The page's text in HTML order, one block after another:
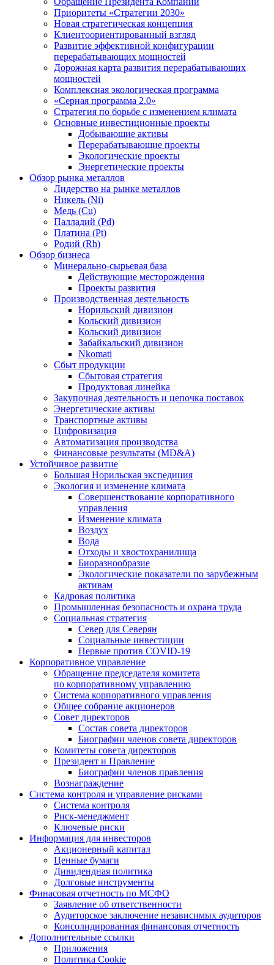
Приоритеты «Стратегии 2030»
Новая стратегическая концепция
Клиентоориентированный взгляд
Развитие эффективной конфигурации
перерабатывающих мощностей
Дорожная карта развития перерабатывающих
мощностей
Комплексная экологическая программа
«Серная программа 2.0»
Стратегия по борьбе с изменением климата
Основные инвестиционные проекты
Добывающие активы
Перерабатывающие проекты
Экологические проекты
Энергетические проекты
Обзор рынка металлов
Лидерство на рынке металлов
Никель (Ni)
Медь (Cu)
Палладий (Pd)
Платина (Pt)
Родий (Rh)
Обзор бизнеса
Минерально-сырьевая база
Действующие месторождения
Проекты развития
Производственная деятельность
Норильский дивизион
Кольский дивизион
Кольский дивизион
Забайкальский дивизион
Nkomati
Сбыт продукции
Сбытовая стратегия
Продуктовая линейка
Закупочная деятельность и цепочка поставок
Энергетические активы
Транспортные активы
Цифровизация
Автоматизация производства
Финансовые результаты (MD&A)
Устойчивое развитие
Большая Норильская экспедиция
Экология и изменение климата
Совершенствование корпоративного
управления
Изменение климата
Воздух
Вода
Отходы и хвостохранилища
Биоразнообразие
Экологические показатели по зарубежным
активам
Кадровая политика
Промышленная безопасность и охрана труда
Социальная стратегия
Север для Северян
Социальные инвестиции
Первые против COVID‑19
Корпоративное управление
Обращение председателя комитета
по корпоративному управлению
Система корпоративного управления
Общее собрание акционеров
Совет директоров
Состав совета директоров
Биографии членов совета директоров
Комитеты совета директоров
Президент и Правление
Биографии членов правления
Вознаграждение
Система контроля и управление рисками
Система контроля
Риск-менеджмент
Ключевые риски
Информация для инвесторов
Акционерный капитал
Ценные бумаги
Дивидендная политика
Долговые инструменты
Финасовая отчетность по МСФО
Заявление об ответственности
Аудиторское заключение независимых аудиторов
Консолидированная финансовая отчетность
Дополнительные ссылки
Приложения
Политика Cookie